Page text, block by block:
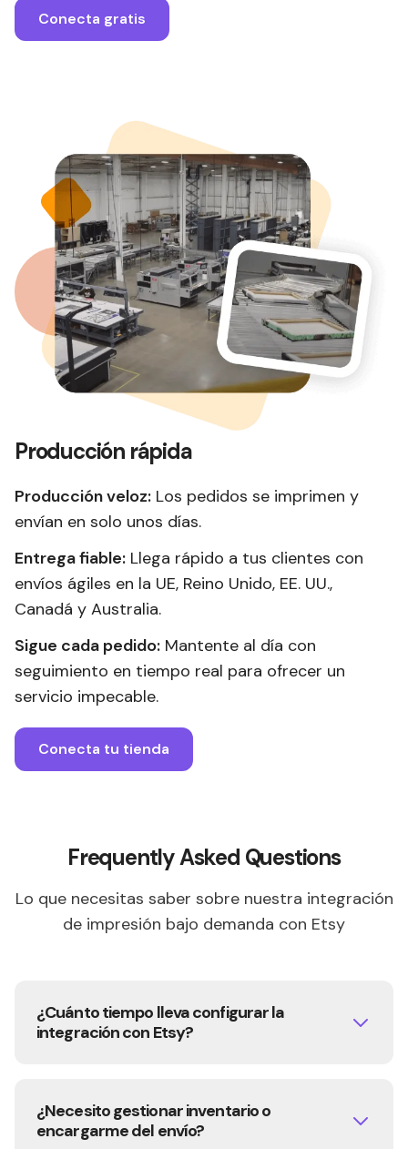
Conecta gratis
Producción rápida
Producción veloz: Los pedidos se imprimen y
envían en solo unos días.
Entrega fiable: Llega rápido a tus clientes con
envíos ágiles en la UE, Reino Unido, EE. UU.,
Canadá y Australia.
Sigue cada pedido: Mantente al día con
seguimiento en tiempo real para ofrecer un
servicio impecable.
Conecta tu tienda
Frequently Asked Questions
Lo que necesitas saber sobre nuestra integración
de impresión bajo demanda con Etsy
¿Cuánto tiempo lleva configurar la
integración con Etsy?
Solo instala nuestra aplicación desde la
tienda de Etsy, conecta tu cuenta de
¿Necesito gestionar inventario o
encargarme del envío?